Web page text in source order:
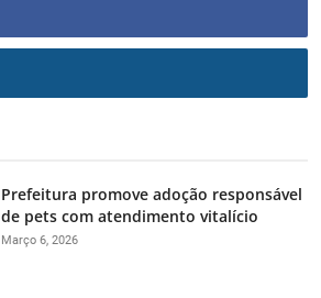
Prefeitura promove adoção responsável
de pets com atendimento vitalício
Março 6, 2026